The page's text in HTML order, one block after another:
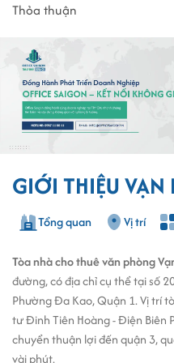
Thỏa thuận
GIỚI THIỆU
Tổng quan Vị trí
Tòa nhà cho thuê văn phòng
đường, có địa chỉ cụ thể tại số
Phường Đa Kao, Quận 1. Vị trí
tư Đinh Tiên Hoàng - Điện Biên
chuyển thuận lợi đến quận 3,
vài phút.